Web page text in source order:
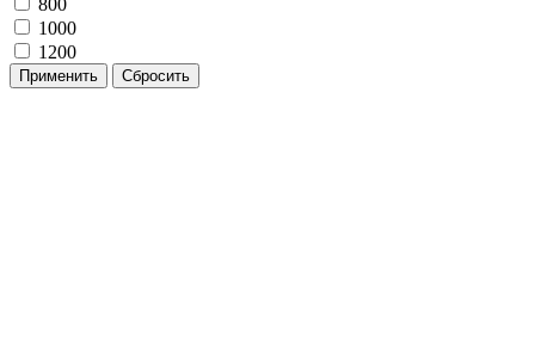
1000
1200
Применить Сбросить